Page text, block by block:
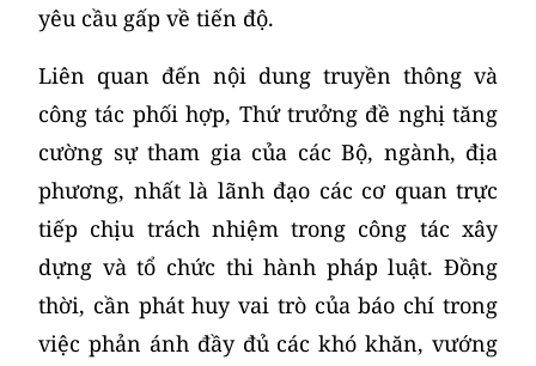
yêu cầu gấp về tiến độ.
Liên quan đến nội dung truyền thông và
công tác phối hợp, Thứ trưởng đề nghị tăng
cường sự tham gia của các Bộ, ngành, địa
phương, nhất là lãnh đạo các cơ quan trực
tiếp chịu trách nhiệm trong công tác xây
dựng và tổ chức thi hành pháp luật. Đồng
thời, cần phát huy vai trò của báo chí trong
việc phản ánh đầy đủ các khó khăn, vướng